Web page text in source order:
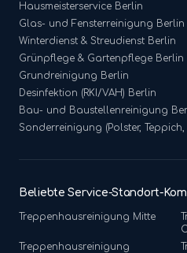
Hausmeisterservice Berlin
Glas- und Fensterreinigung Berlin
Winterdienst & Streudienst Berlin
Grünpflege & Gartenpflege Berlin
Grundreinigung Berlin
Desinfektion (RKI/VAH) Berlin
Bau- und Baustellenreinigung
Sonderreinigung (Polster,
Beliebte Service-Standort-
Treppenhausreinigung Mitte
Treppenhausreinigung